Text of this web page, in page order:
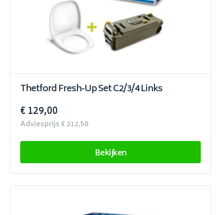
Thetford Fresh-Up Set C2/3/4 Links
€ 129,00
Adviesprijs € 212,50
Bekijken